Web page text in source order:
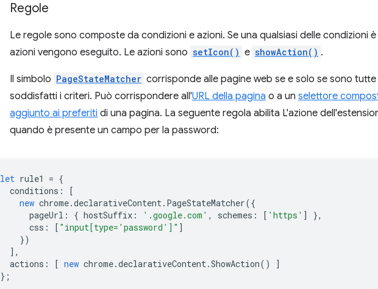
Regole
Le regole sono composte da condizioni e azioni. Se una qualsiasi delle condizioni
azioni vengono eseguito. Le azioni sono setIcon() e showAction() .
Il simbolo PageStateMatcher corrisponde alle pagine web se e solo se sono
soddisfatti i criteri. Può corrispondere all'URL della pagina o a un selettore
aggiunto ai preferiti di una pagina. La seguente regola abilita L'azione
quando è presente un campo per la password:
let rule1 = {
conditions :
[
new chrome.declarativeContent. PageStateMatcher({
pageUrl : { hostSuffix : '.google.com' , schemes : [ 'https' ]
},
css : [ "input[type='password']" ]
})
],
actions : [ new chrome.declarativeContent.ShowAction()
]
};